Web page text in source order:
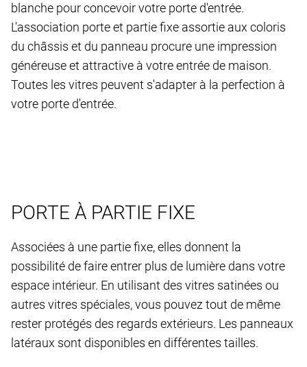
blanche pour concevoir votre porte d'entrée.
L'association porte et partie fixe assortie aux coloris
du châssis et du panneau procure une impression
généreuse et attractive à votre entrée de maison.
Toutes les vitres peuvent s'adapter à la perfection à
votre porte d'entrée.
PORTE À PARTIE FIXE
Associées à une partie fixe, elles donnent la
possibilité de faire entrer plus de lumière dans votre
espace intérieur. En utilisant des vitres satinées ou
autres vitres spéciales, vous pouvez tout de même
rester protégés des regards extérieurs. Les panneaux
latéraux sont disponibles en différentes tailles.